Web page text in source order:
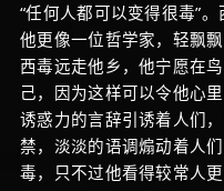
“任何人都可以变得很毒”
他更像一位哲学家，轻飘
西毒远走他乡，他宁愿在
己，因为这样可以令他心
诱惑力的言辞引诱着人们
禁，淡淡的语调煽动着人
毒，只不过他看得较常人